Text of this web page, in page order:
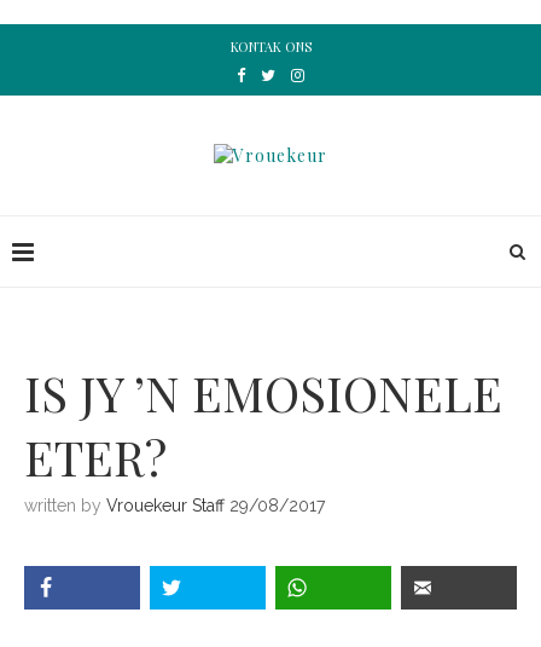
KONTAK ONS
IS JY ’N EMOSIONELE
ETER?
written by Vrouekeur Staff 29/08/2017